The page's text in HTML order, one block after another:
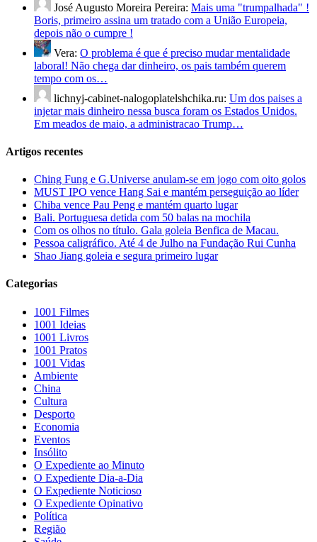
José Augusto Moreira Pereira: Mais uma "trumpalhada" !
Boris, primeiro assina um tratado com a União Europeia,
depois não o cumpre !
Vera: O problema é que é preciso mudar mentalidade
laboral! Não chega dar dinheiro, os pais também querem
tempo com os…
lichnyj-cabinet-nalogoplatelshchika.ru: Um dos paises a
injetar mais dinheiro nessa busca foram os Estados Unidos.
Em meados de maio, a administracao Trump…
Artigos recentes
Ching Fung e G.Universe anulam-se em jogo com oito golos
MUST IPO vence Hang Sai e mantém perseguição ao líder
Chiba vence Pau Peng e mantém quarto lugar
Bali. Portuguesa detida com 50 balas na mochila
Com os olhos no título. Gala goleia Benfica de Macau.
Pessoa caligráfico. Até 4 de Julho na Fundação Rui Cunha
Shao Jiang goleia e segura primeiro lugar
Categorias
1001 Filmes
1001 Ideias
1001 Livros
1001 Pratos
1001 Vidas
Ambiente
China
Cultura
Desporto
Economia
Eventos
Insólito
O Expediente ao Minuto
O Expediente Dia-a-Dia
O Expediente Noticioso
O Expediente Opinativo
Política
Região